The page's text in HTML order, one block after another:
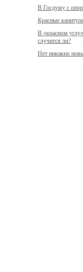
В Госдуму с
Красные
В «красном
случится ли?
Нет никаких